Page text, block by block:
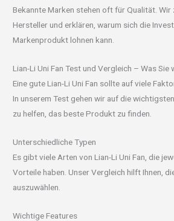
Bekannte Marken stehen oft für Qualität. Wir
Hersteller und erklären, warum sich die
Markenprodukt lohnen kann.
Lian-Li Uni Fan Test und Vergleich – Was Sie
Eine gute Lian-Li Uni Fan sollte auf viele
In unserem Test gehen wir auf die
zu helfen, das beste Produkt zu finden.
Unterschiedliche Typen
Es gibt viele Arten von Lian-Li Uni Fan, die
Vorteile haben. Unser Vergleich hilft Ihnen,
auszuwählen.
Wichtige Features